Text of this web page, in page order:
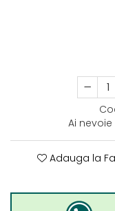
Ai
Adauga la